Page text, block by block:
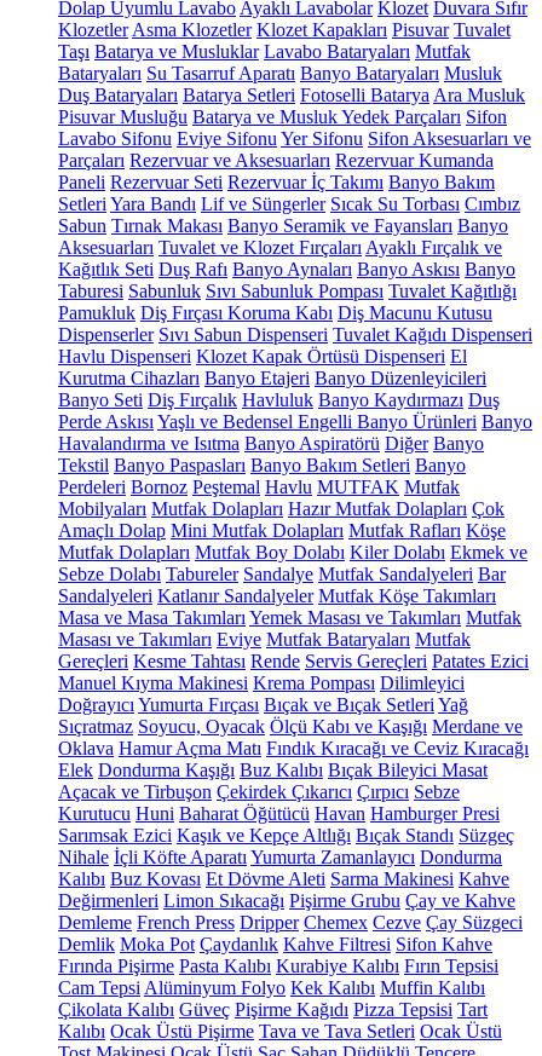
Dolap Uyumlu Lavabo Ayaklı Lavabolar Klozet Duvara Sıfır
Klozetler Asma Klozetler Klozet Kapakları Pisuvar Tuvalet
Taşı Batarya ve Musluklar Lavabo Bataryaları Mutfak
Bataryaları Su Tasarruf Aparatı Banyo Bataryaları Musluk
Duş Bataryaları Batarya Setleri Fotoselli Batarya Ara Musluk
Pisuvar Musluğu Batarya ve Musluk Yedek Parçaları Sifon
Lavabo Sifonu Eviye Sifonu Yer Sifonu Sifon Aksesuarları ve
Parçaları Rezervuar ve Aksesuarları Rezervuar Kumanda
Paneli Rezervuar Seti Rezervuar İç Takımı Banyo Bakım
Setleri Yara Bandı Lif ve Süngerler Sıcak Su Torbası Cımbız
Sabun Tırnak Makası Banyo Seramik ve Fayansları Banyo
Aksesuarları Tuvalet ve Klozet Fırçaları Ayaklı Fırçalık ve
Kağıtlık Seti Duş Rafı Banyo Aynaları Banyo Askısı Banyo
Taburesi Sabunluk Sıvı Sabunluk Pompası Tuvalet Kağıtlığı
Pamukluk Diş Fırçası Koruma Kabı Diş Macunu Kutusu
Dispenserler Sıvı Sabun Dispenseri Tuvalet Kağıdı Dispenseri
Havlu Dispenseri Klozet Kapak Örtüsü Dispenseri El
Kurutma Cihazları Banyo Etajeri Banyo Düzenleyicileri
Banyo Seti Diş Fırçalık Havluluk Banyo Kaydırmazı Duş
Perde Askısı Yaşlı ve Bedensel Engelli Banyo Ürünleri Banyo
Havalandırma ve Isıtma Banyo Aspiratörü Diğer Banyo
Tekstil Banyo Paspasları Banyo Bakım Setleri Banyo
Perdeleri Bornoz Peştemal Havlu MUTFAK Mutfak
Mobilyaları Mutfak Dolapları Hazır Mutfak Dolapları Çok
Amaçlı Dolap Mini Mutfak Dolapları Mutfak Rafları Köşe
Mutfak Dolapları Mutfak Boy Dolabı Kiler Dolabı Ekmek ve
Sebze Dolabı Tabureler Sandalye Mutfak Sandalyeleri Bar
Sandalyeleri Katlanır Sandalyeler Mutfak Köşe Takımları
Masa ve Masa Takımları Yemek Masası ve Takımları Mutfak
Masası ve Takımları Eviye Mutfak Bataryaları Mutfak
Gereçleri Kesme Tahtası Rende Servis Gereçleri Patates Ezici
Manuel Kıyma Makinesi Krema Pompası Dilimleyici
Doğrayıcı Yumurta Fırçası Bıçak ve Bıçak Setleri Yağ
Sıçratmaz Soyucu, Oyacak Ölçü Kabı ve Kaşığı Merdane ve
Oklava Hamur Açma Matı Fındık Kıracağı ve Ceviz Kıracağı
Elek Dondurma Kaşığı Buz Kalıbı Bıçak Bileyici Masat
Açacak ve Tirbuşon Çekirdek Çıkarıcı Çırpıcı Sebze
Kurutucu Huni Baharat Öğütücü Havan Hamburger Presi
Sarımsak Ezici Kaşık ve Kepçe Altlığı Bıçak Standı Süzgeç
Nihale İçli Köfte Aparatı Yumurta Zamanlayıcı Dondurma
Kalıbı Buz Kovası Et Dövme Aleti Sarma Makinesi Kahve
Değirmenleri Limon Sıkacağı Pişirme Grubu Çay ve Kahve
Demleme French Press Dripper Chemex Cezve Çay Süzgeci
Demlik Moka Pot Çaydanlık Kahve Filtresi Sifon Kahve
Fırında Pişirme Pasta Kalıbı Kurabiye Kalıbı Fırın Tepsisi
Cam Tepsi Alüminyum Folyo Kek Kalıbı Muffin Kalıbı
Çikolata Kalıbı Güveç Pişirme Kağıdı Pizza Tepsisi Tart
Kalıbı Ocak Üstü Pişirme Tava ve Tava Setleri Ocak Üstü